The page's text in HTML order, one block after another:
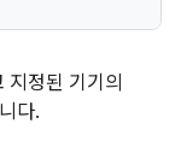
정된 기기의
다.